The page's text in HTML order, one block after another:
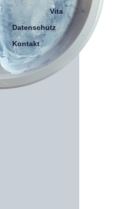
Vita
Datenschutz
Kontakt